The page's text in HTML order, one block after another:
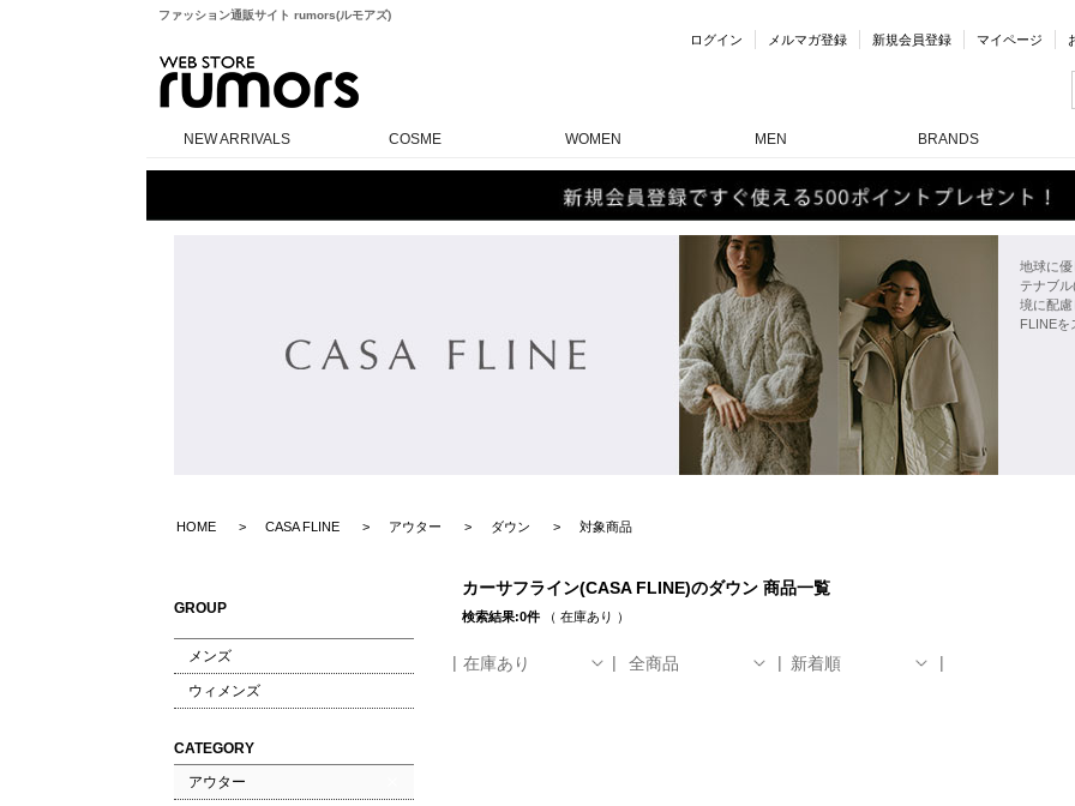
ファッション通販サイト rumors(ルモアズ)
ログイン メルマガ登録 新規会員登録 マイページ
NEW ARRIVALS COSME WOMEN MEN BRANDS
地球に
テナブ
境に配
FLINEを
HOME CASA FLINE アウター ダウン 対象商品
GROUP
メンズ
ウィメンズ
CATEGORY
アウター
カーサフライン(CASA FLINE)のダウン 商品一覧
検索結果:0件（ 在庫あり ）
在庫あり 全商品 新着順